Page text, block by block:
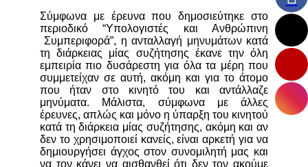
Σύμφωνα με έρευνα που δημοσιεύτηκε στο
περιοδικό “Υπολογιστές και Ανθρώπινη
Συμπεριφορά”, η ανταλλαγή μηνυμάτων κατά
τη διάρκειας μίας συζήτησης έκανε την όλη
εμπειρία πιο δυσάρεστη για όλα τα μέρη που
συμμετείχαν σε αυτή, ακόμη και για το άτομο
που ήταν στο κινητό του και αντάλλαζε
μηνύματα. Μάλιστα, σύμφωνα με άλλες
έρευνες, απλώς και μόνο η ύπαρξη του κινητού
κατά τη διάρκεια μίας συζήτησης, ακόμη και αν
δεν το χρησιμοποιεί κανείς, είναι αρκετή για να
δημιουργήσει άγχος στον συνομιλητή μας και
να τον κάνει να αισθανθεί ότι δεν τον ακούμε